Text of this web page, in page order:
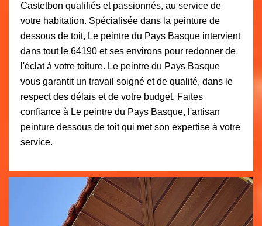
Castetbon qualifiés et passionnés, au service de
votre habitation. Spécialisée dans la peinture de
dessous de toit, Le peintre du Pays Basque intervient
dans tout le 64190 et ses environs pour redonner de
l'éclat à votre toiture. Le peintre du Pays Basque
vous garantit un travail soigné et de qualité, dans le
respect des délais et de votre budget. Faites
confiance à Le peintre du Pays Basque, l'artisan
peinture dessous de toit qui met son expertise à votre
service.